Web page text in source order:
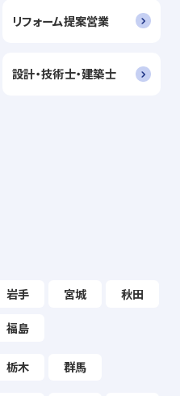
リフォーム提案営業
設計・技術士・建築士
岩手 宮城 秋田
福島
栃木 群馬